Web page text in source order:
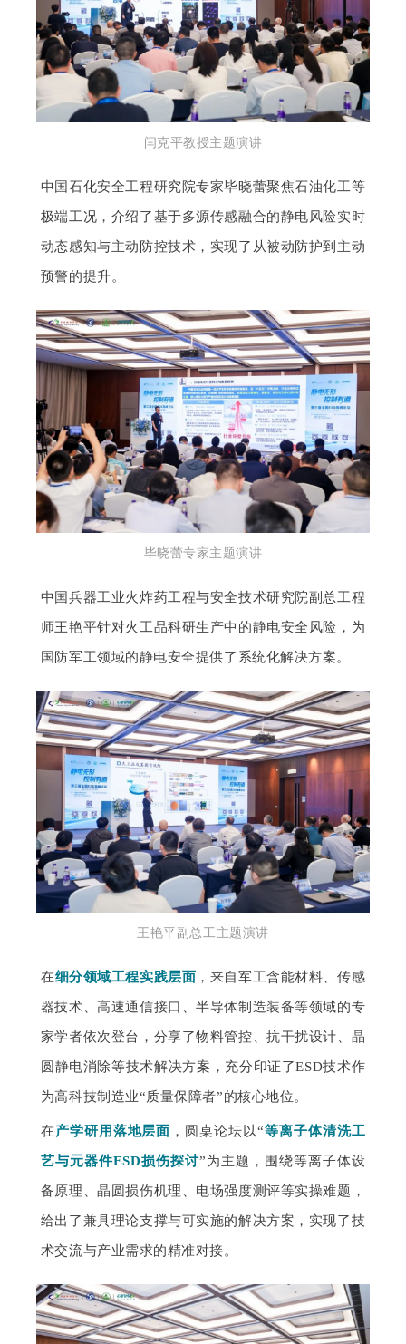
闫克平教授主题演讲
中国石化安全工程研究院专家毕晓蕾聚焦石油化工等
极端工况，介绍了基于多源传感融合的静电风险实时
动态感知与主动防控技术，实现了从被动防护到主动
预警的提升。
毕晓蕾专家主题演讲
中国兵器工业火炸药工程与安全技术研究院副总工程
师王艳平针对火工品科研生产中的静电安全风险，为
国防军工领域的静电安全提供了系统化解决方案。
王艳平副总工主题演讲
在细分领域工程实践层面 ，来自军工含能材料、传感
器技术、高速通信接口、半导体制造装备等领域的专
家学者依次登台，分享了物料管控、抗干扰设计、晶
圆静电消除等技术解决方案，充分印证了ESD技术作
为高科技制造业“质量保障者”的核心地位。
在产学研用落地层面 ，圆桌论坛以“等离子体清洗工
艺与元器件ESD损伤探讨”为主题，围绕等离子体设
备原理、晶圆损伤机理、电场强度测评等实操难题，
给出了兼具理论支撑与可实施的解决方案，实现了技
术交流与产业需求的精准对接。